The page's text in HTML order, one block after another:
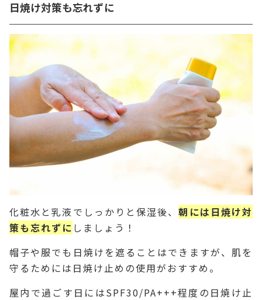
日焼け対策も忘れずに
化粧水と乳液でしっかりと保湿後、朝には日焼け対
策も忘れずに しましょう！
帽子や服でも日焼けを遮ることはできますが、肌を
守るためには日焼け止めの使用がおすすめ。
屋内で過ごす日にはSPF30/PA+++程度の日焼け止